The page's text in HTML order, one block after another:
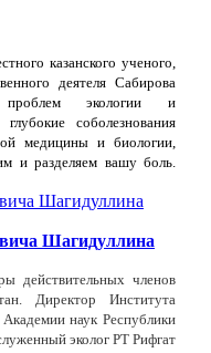
казанского ученого,
деятеля Сабирова
экологии и
соболезнования
медицины и биологии,
и разделяем вашу боль.
Шагидуллина
действительных членов
Директор Института
наук Республики
эколог РТ Рифгат